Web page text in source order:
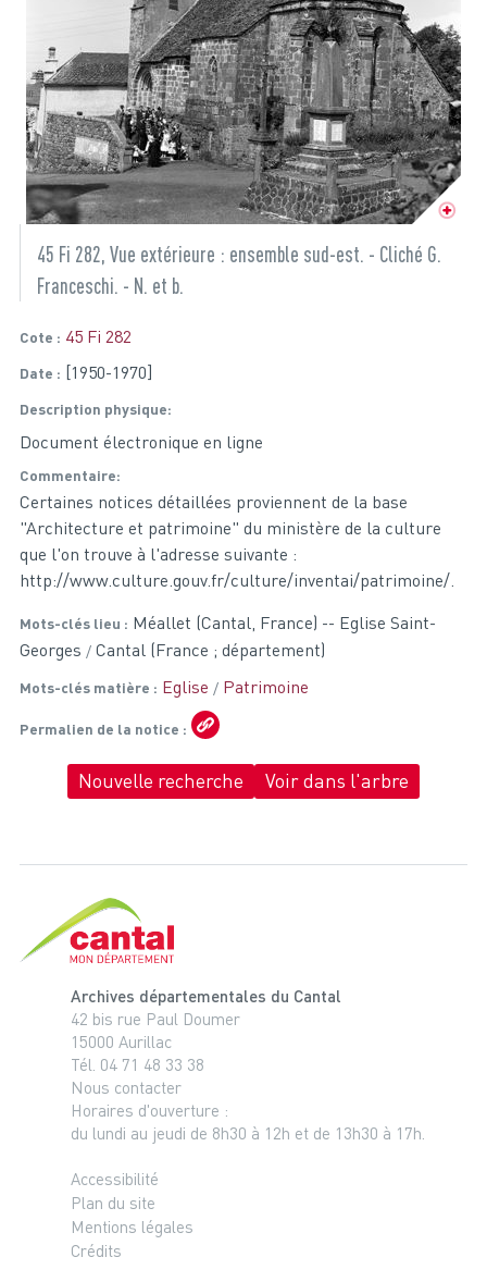
45 Fi 282, Vue extérieure : ensemble sud-est. - Cliché G.
Franceschi. - N. et b.
Cote 45 Fi 282
Date [1950-1970]
Description physique
Document électronique en ligne
Commentaire
Certaines notices détaillées proviennent de la base
"Architecture et patrimoine" du ministère de la culture
que l'on trouve à l'adresse suivante :
http://www.culture.gouv.fr/culture/inventai/patrimoine/.
Mots-clés lieu
Méallet (Cantal, France) -- Eglise Saint-
Georges
Cantal (France ; département)
Mots-clés matière Eglise Patrimoine
Permalien de la notice
Nouvelle recherche Voir dans l'arbre
Archives départementales du Cantal
42 bis rue Paul Doumer
15000 Aurillac
Tél. 04 71 48 33 38
Nous contacter
Horaires d'ouverture :
du lundi au jeudi de 8h30 à 12h et de 13h30 à 17h.
Accessibilité
Plan du site
Mentions légales
Crédits